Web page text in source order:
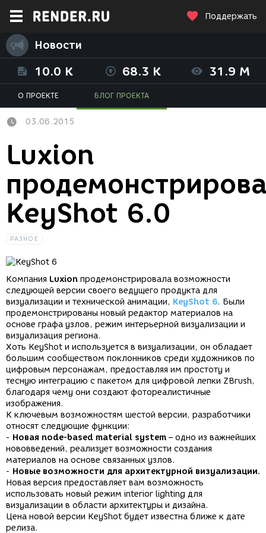
Поддержать
Новости
10.0 K 68.3 K 31.9 M
О ПРОЕКТЕ БЛОГ ПРОЕКТА
03.06.2015
Luxion
KeyShot 6.0
РАЗНОЕ
Компания Luxion продемонстрировала возможности
следующей версии своего ведущего продукта для
визуализации и технической анимации, KeyShot 6. Были
продемонстрированы новый редактор материалов на
основе графа узлов, режим интерьерной визуализации и
визуализация региона.
Хоть KeyShot и используется в визуализации, он обладает
большим сообществом поклонников среди художников по
цифровым персонажам, предоставляя им простоту и
тесную интеграцию с пакетом для цифровой лепки ZBrush,
благодаря чему они создают фотореалистичные
изображения.
К ключевым возможностям шестой версии, разработчики
относят следующие функции:
- Новая node-based material system – одно из важнейших
нововведений, реализует возможности создания
материалов на основе связанных узлов.
- Новые возможности для архитектурной визуализации.
Новая версия предоставляет вам возможность
использовать новый режим interior lighting для
визуализации в области архитектуры и дизайна.
Цена новой версии KeyShot будет известна ближе к дате
релиза.